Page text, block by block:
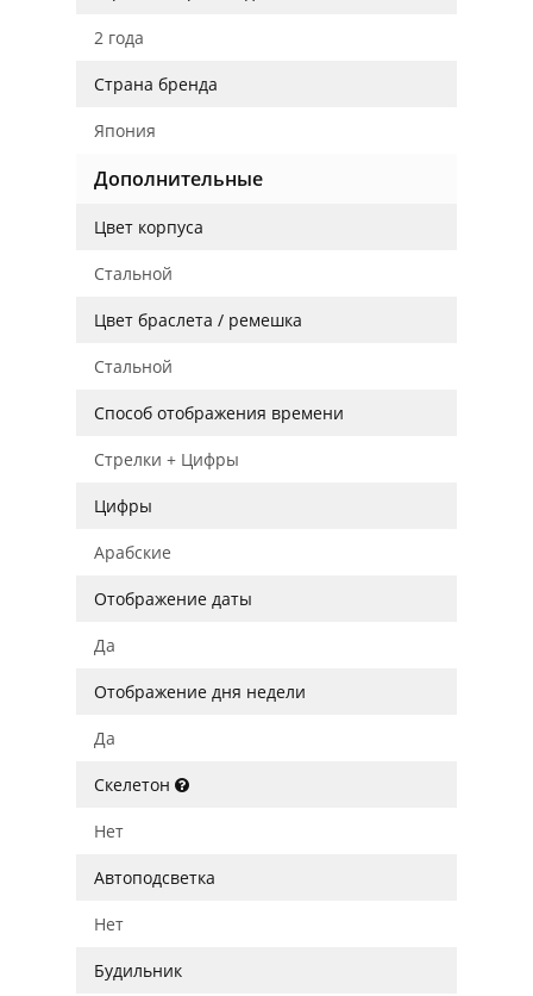
2 года
Страна бренда
Япония
Дополнительные
Цвет корпуса
Стальной
Цвет браслета / ремешка
Стальной
Способ отображения времени
Стрелки + Цифры
Цифры
Арабские
Отображение даты
Да
Отображение дня недели
Да
Скелетон
Нет
Автоподсветка
Нет
Будильник